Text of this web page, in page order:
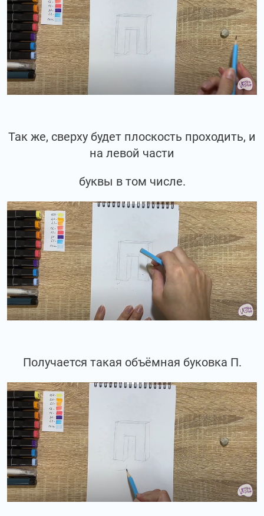
Так же, сверху будет плоскость проходить, и
на левой части
буквы в том числе.
Получается такая объёмная буковка П.